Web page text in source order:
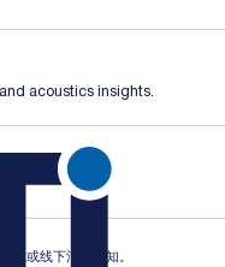
acoustics insights.
上或线下活动通知。